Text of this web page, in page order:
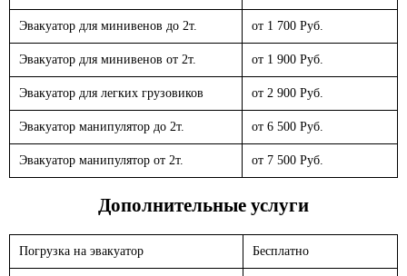
Эвакуатор для минивенов до 2т. от 1 700 Руб.
Эвакуатор для минивенов от 2т. от 1 900 Руб.
Эвакуатор для легких грузовиков от 2 900 Руб.
Эвакуатор манипулятор до 2т. от 6 500 Руб.
Эвакуатор манипулятор от 2т. от 7 500 Руб.
Дополнительные услуги
Погрузка на эвакуатор Бесплатно